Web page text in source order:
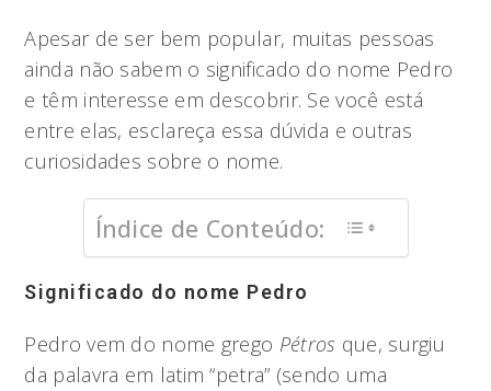
Apesar de ser bem popular, muitas pessoas
ainda não sabem o significado do nome Pedro
e têm interesse em descobrir. Se você está
entre elas, esclareça essa dúvida e outras
curiosidades sobre o nome.
Índice de Conteúdo:
Significado do nome Pedro
Pedro vem do nome grego Pétros que, surgiu
da palavra em latim “petra” (sendo uma